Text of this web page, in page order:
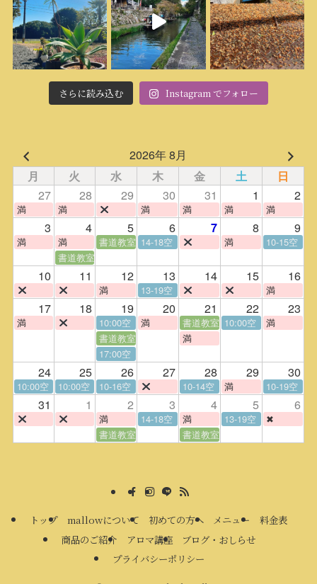
さらに読み込む Instagram でフォロー
2026年 8月
月 火 水 木 金 土 日
27 28 29 30 31 1 2
満 満 満 満 満 満
3 4 5 6 7 8 9
満 満 書道教室 14-18空 満
10-15空
書道教室
10 11 12 13 14 15 16
満 13-19空 満
17 18 19 20 21 22 23
満 10:00空 満 書道教室 10:00空
満
書道教室
満
17:00空
24 25 26 27 28 29 30
10:00空 10:00空 10-16空 10-14空 満 10-19空
31 1 2 3 4 5 6
満 14-18空 満 13-19空
✖
書道教室
書道教室
トップ mallowについて 初めての方へ メニュー
料金表
商品のご紹介
アロマ講座
ブログ・おしらせ
プライバシーポリシー